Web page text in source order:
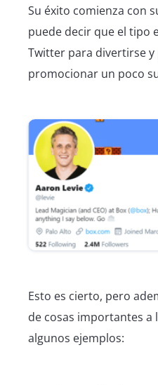
Su éxito comienza con
puede decir que el tipo
Twitter para divertirse
promocionar un poco
Esto es cierto, pero
de cosas importantes a
algunos ejemplos: